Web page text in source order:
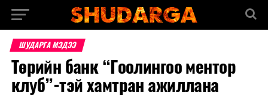
ШУДАРГА МЭДЭЭ
Төрийн банк “Гоолингоо ментор
клуб”-тэй хамтран ажиллана